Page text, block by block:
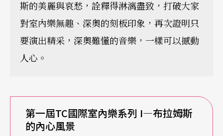
斯的美麗與哀愁，詮釋得淋漓盡致，打破大家
對室內樂無趣、深奧的刻板印象，再次證明只
要演出精采，深奧難懂的音樂，一樣可以撼動
人心。
第一屆TC國際室內樂系列 I—布拉姆斯
的內心風景